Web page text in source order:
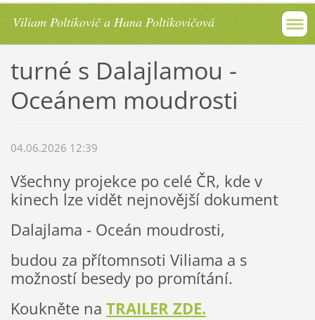
Viliam Poltikovič a Hana Poltikovičová
turné s Dalajlamou -
Oceánem moudrosti
04.06.2026 12:39
Všechny projekce po celé ČR, kde v
kinech lze vidět nejnovější dokument
Dalajlama - Oceán moudrosti,
budou za přítomnsoti Viliama a s
možností besedy po promítání.
Koukněte na TRAILER ZDE.